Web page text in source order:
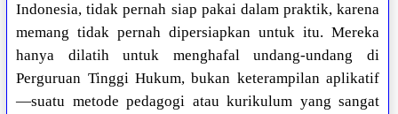
Indonesia, tidak pernah siap pakai dalam praktik, karena
memang tidak pernah dipersiapkan untuk itu. Mereka
hanya dilatih untuk menghafal undang-undang di
Perguruan Tinggi Hukum, bukan keterampilan aplikatif
—suatu metode pedagogi atau kurikulum yang sangat